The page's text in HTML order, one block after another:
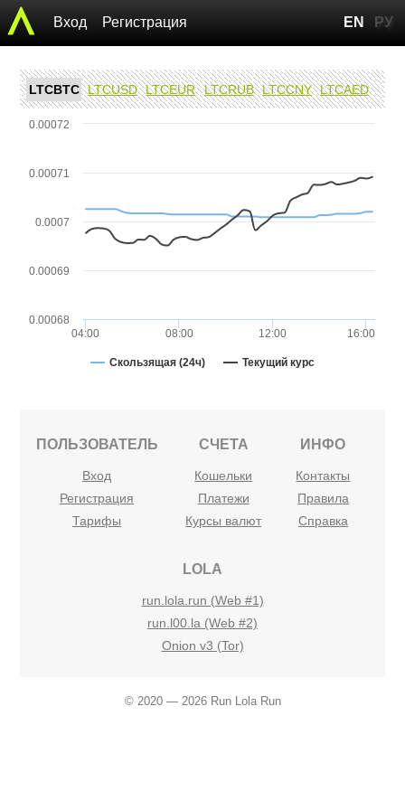
Вход Регистрация EN РУ
LTCBTC LTCUSD LTCEUR LTCRUB LTCCNY LTCAED
Скользящая (24ч) Текущий курс
12:00
04:00 08:00 16:00
0.00068
0.00069
0.0007
0.00071
0.00072
ПОЛЬЗОВАТЕЛЬ
Вход
Регистрация
Тарифы
СЧЕТА
Кошельки
Платежи
Курсы валют
ИНФО
Контакты
Правила
Справка
LOLA
run.lola.run (Web #1)
run.l00.la (Web #2)
Onion v3 (Tor)
© 2020 — 2026 Run Lola Run